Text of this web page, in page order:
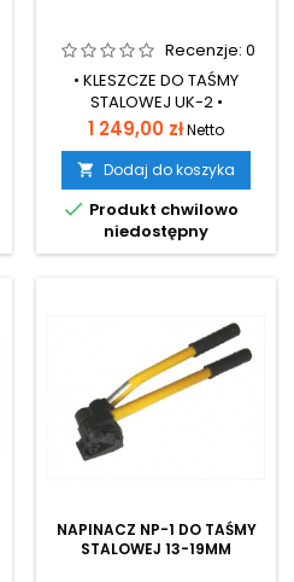
Recenzje: 0
• KLESZCZE DO TAŚMY
STALOWEJ UK-2 •
Szerokość taśmy 13-19mm•
Grubość od 0,4-0,6mm•
Przyrządy są przeznaczone
do wykonywania spięć
taśmą stalową z
połączeniem spinkowym
na pakietach bardzo
Cena
1 249,00 złNetto
 Dodaj do koszyka
 Produkt chwilowo
niedostępny
NAPINACZ NP-1 DO TAŚMY
STALOWEJ 13-19MM